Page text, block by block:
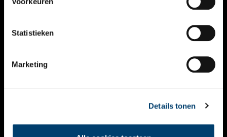
Statistieken
Marketing
Details tonen
KALENDER
THEMA’S
VIDEO’S
CONTACT